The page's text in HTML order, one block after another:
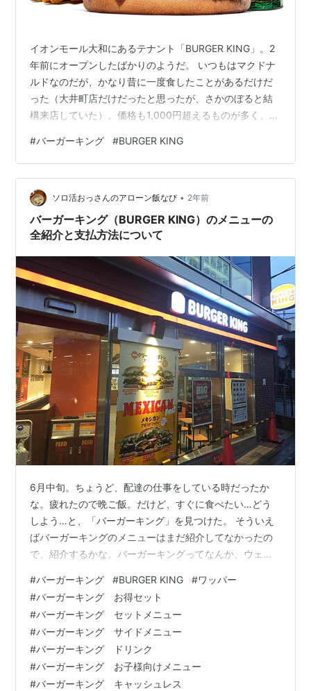
イオンモール大和にあるテナント「BURGER KING」。2
年前にオープンしたばかりのようだ。 いつもはマクドナ
ルドなのだが、かなり昔に一度食したことがあるだけだ
った（大井町店だけだったと思ったが、さかのぼると結
構来店していた）。価格も1,000円超えるものが多く、手
小さいものもあるようだが、スタンダードの大きさを頼
んでみた。 手に取ったそのバーガー、最近のこのバーガ
ーはどんな味なのだろうか。 一口食べてみると、ガツー
ンとニンニクの味がした。（名前からして当たり前なの
だが） それと炭火焼きの独特の味もした。「こっこれ
は！？ 旨～いっ！」 良い…
#バーガーキング #BURGER KING
ソロ活おっさんのアローン飯なび • 2年前
バーガーキング（BURGER KING）のメニューの
全紹介と支払方法について
6月中旬。ちょうど、配達の仕事をしている時だったか
な。疲れたので晩ご飯。だけど、すぐに食べたい…どう
しよう…と、「バーガーキング」を見つけた。 そういえ
ばバーガーキングのメニューはまだ紹介してなかったの
で、紹介するかな。バーガーキングってなんか、ウェン
いよな。さて、まずは紙のメニューから紹介しますか。
ワッパーとか、ワッパーチーズって、バーガーキングで
よく聞くけど。そもそもワッパーとはどういう意味？ 世
界No.2バーガーチェーン『バーガーキング』が東北初上
陸！名物「ワッパー」とは？ | 日刊せんだいタウン情報
S-style Web s-styl…
#バーガーキング #BURGER KING #ワッパー
#バーガーキング お得セット
#バーガーキング セットメニュー
#バーガーキング サイドメニュー
#バーガーキング ドリンク
#バーガーキング お子様向けメニュー
#バーガーキング キャッシュレス